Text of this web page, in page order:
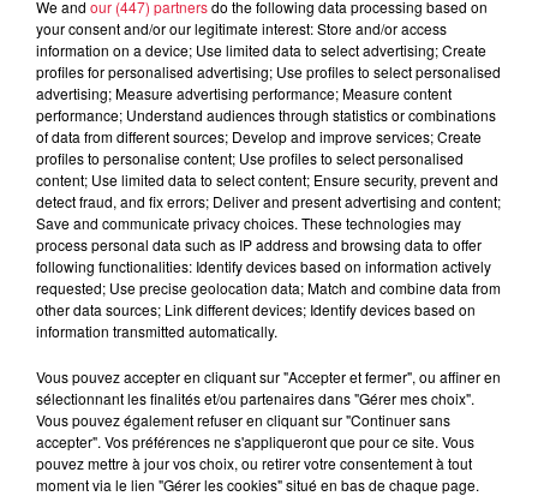
Européenne ! La réponse le 20 juin !
N'hésitez pas à poser vos questions sur IGLOO on Air
Les Infos Habitat avec Trianon Résidences
Toute l'actu
6 août 2026
À Hoerdt, de l’eau brune sort des
robinets
We and our (447) partnersdo the following data processing based on
your consent and/or our legitimate interest: Store and/or access
information on a device; Use limited data to select advertising; Create
profiles for personalised advertising; Use profiles to select personalised
advertising; Measure advertising performance; Measure content
performance; Understand audiences through statistics or combinations
of data from different sources; Develop and improve services; Create
profiles to personalise content; Use profiles to select personalised
content; Use limited data to select content; Ensure security, prevent and
detect fraud, and fix errors; Deliver and present advertising and content;
Save and communicate privacy choices. These technologies may
process personal data such as IP address and browsing data to offer
following functionalities: Identify devices based on information actively
requested; Use precise geolocation data; Match and combine data from
other data sources; Link different devices; Identify devices based on
information transmitted automatically.
Vous pouvez accepter en cliquant sur "Accepter et fermer", ou affiner en
sélectionnant les finalités et/ou partenaires dans "Gérer mes choix".
Vous pouvez également refuser en cliquant sur "Continuer sans
accepter". Vos préférences ne s'appliqueront que pour ce site. Vous
pouvez mettre à jour vos choix, ou retirer votre consentement à tout
moment via le lien "Gérer les cookies" situé en bas de chaque page.